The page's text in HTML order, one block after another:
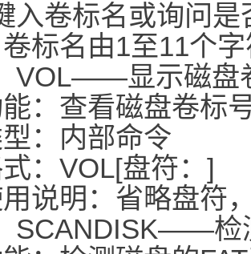
入卷标名或询问
卷标名由1至11个
VOL――显示磁盘
：查看磁盘卷标
：内部命令
：VOL[盘符：]
说明：省略盘符
SCANDISK――检